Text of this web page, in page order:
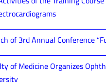
of 3rd Annual Conference
of Medicine Organizes